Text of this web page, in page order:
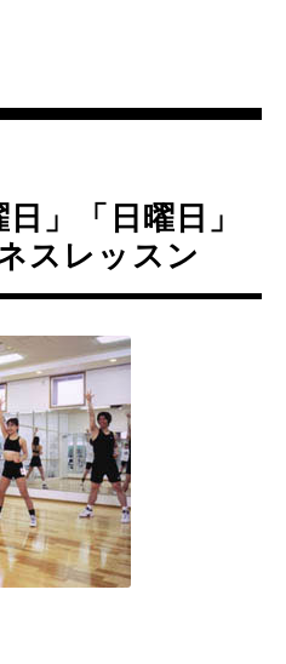
」「日曜日」
スレッスン